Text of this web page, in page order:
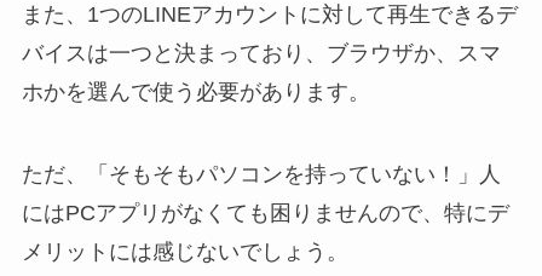
また、 1つのLINEアカウントに対して再生できるデ
バイスは一つ と決まっており、ブラウザか、スマ
ホかを選んで使う必要があります。
ただ、「そもそもパソコンを持っていない！」人
にはPCアプリがなくても困りませんので、特にデ
メリットには感じないでしょう。